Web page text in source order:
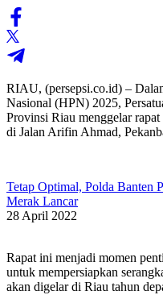
RIAU, (persepsi.co.id) –
Nasional (HPN) 2025,
Provinsi Riau menggelar
di Jalan Arifin Ahmad,
Tetap Optimal, Polda Banten
Merak Lancar
28 April 2022
Rapat ini menjadi momen
untuk mempersiapkan
akan digelar di Riau tahun